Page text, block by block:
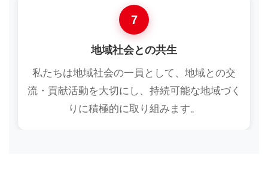
7
地域社会との共生
私たちは地域社会の一員として、地域との交
流・貢献活動を大切にし、持続可能な地域づく
りに積極的に取り組みます。